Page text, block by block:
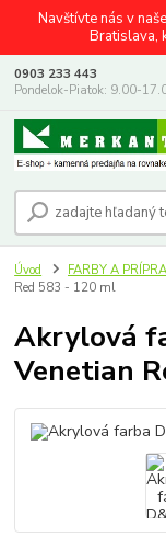
Navštívte nás v
Bratislava,
0903 233 443
Pondelok-Piatok: 9.00-
Úvod FARBY A
Red 583 - 120 ml
Akrylová
Venetian